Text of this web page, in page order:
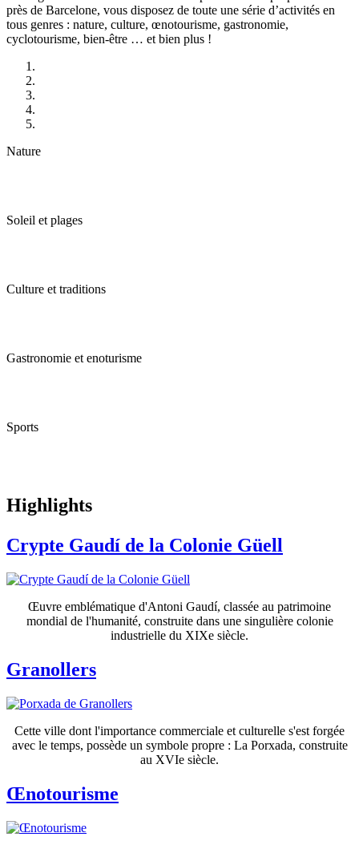
près de Barcelone, vous disposez de toute une série d’activités en
tous genres : nature, culture, œnotourisme, gastronomie,
cyclotourisme, bien-être … et bien plus !
Nature
Soleil et plages
Culture et traditions
Gastronomie et enoturisme
Sports
Highlights
Crypte Gaudí de la Colonie Güell
Œuvre emblématique d'Antoni Gaudí, classée au patrimoine
mondial de l'humanité, construite dans une singulière colonie
industrielle du XIXe siècle.
Granollers
Cette ville dont l'importance commerciale et culturelle s'est forgée
avec le temps, possède un symbole propre : La Porxada, construite
au XVIe siècle.
Œnotourisme